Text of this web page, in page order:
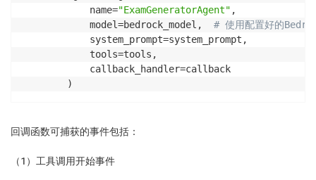
            name=
"ExamGeneratorAgent" ,
            model=bedrock_model,
# 使用配置好的
            system_prompt=system_prompt,
            tools=tools,
            callback_handler=callback
        )
回调函数可捕获的事件包括：
（1）工具调用开始事件